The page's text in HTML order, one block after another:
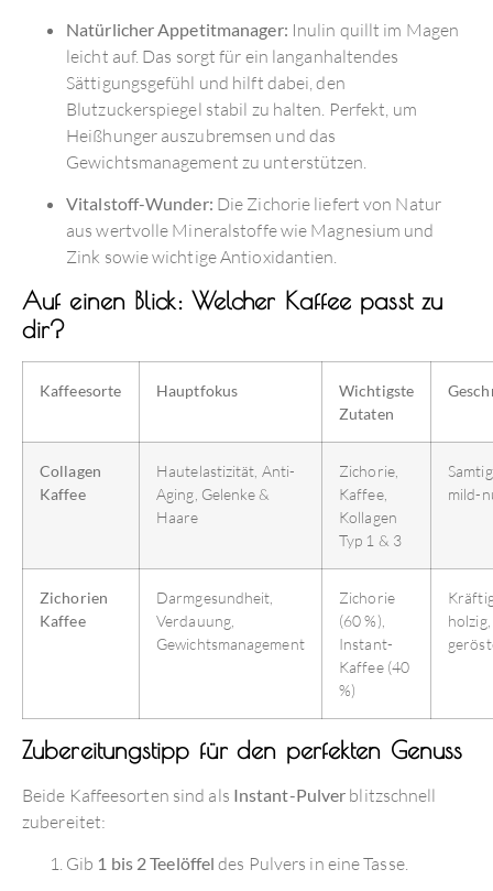
Natürlicher Appetitmanager: Inulin quillt im Magen
leicht auf. Das sorgt für ein langanhaltendes
Sättigungsgefühl und hilft dabei, den
Blutzuckerspiegel stabil zu halten. Perfekt, um
Heißhunger auszubremsen und das
Gewichtsmanagement zu unterstützen.
Vitalstoff-Wunder: Die Zichorie liefert von Natur
aus wertvolle Mineralstoffe wie Magnesium und
Zink sowie wichtige Antioxidantien.
Auf einen Blick: Welcher Kaffee passt zu
dir?
Kaffeesorte Hauptfokus
Wichtigste
Zutaten
Collagen
Kaffee
Hautelastizität, Anti-
Aging, Gelenke &
Haare
Zichorie,
Kaffee,
Kollagen
Typ 1 & 3
mild-
Zichorien
Kaffee
Darmgesundheit,
Verdauung,
Gewichtsmanagement
Zichorie
(60 %),
Instant-
Kaffee (40
%)
Zubereitungstipp für den perfekten Genuss
Beide Kaffeesorten sind als Instant-Pulver blitzschnell
zubereitet:
Gib 1 bis 2 Teelöffel des Pulvers in eine Tasse.